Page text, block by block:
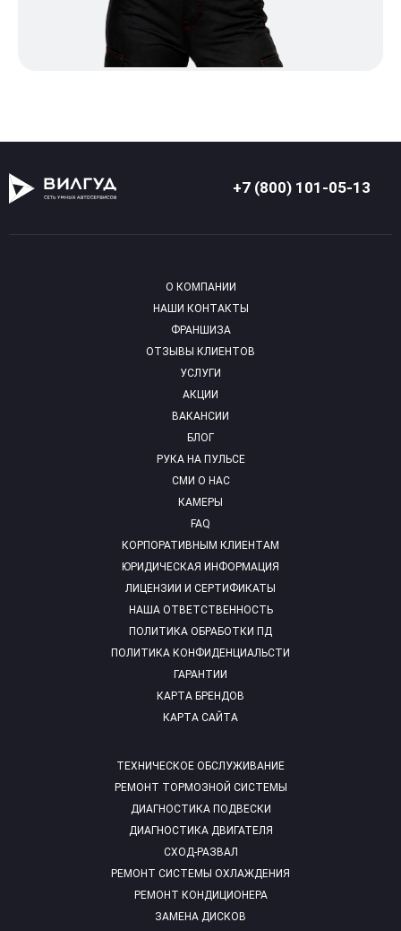
+7 (800) 101-05-13
О КОМПАНИИ
НАШИ КОНТАКТЫ
ФРАНШИЗА
ОТЗЫВЫ КЛИЕНТОВ
УСЛУГИ
АКЦИИ
ВАКАНСИИ
БЛОГ
РУКА НА ПУЛЬСЕ
СМИ О НАС
КАМЕРЫ
FAQ
ТЕХНИЧЕСКОЕ ОБСЛУЖИВАНИЕ
РЕМОНТ ТОРМОЗНОЙ СИСТЕМЫ
ДИАГНОСТИКА ПОДВЕСКИ
ДИАГНОСТИКА ДВИГАТЕЛЯ
СХОД-РАЗВАЛ
РЕМОНТ СИСТЕМЫ ОХЛАЖДЕНИЯ
РЕМОНТ КОНДИЦИОНЕРА
ЗАМЕНА ДИСКОВ
КОРПОРАТИВНЫМ КЛИЕНТАМ
ЮРИДИЧЕСКАЯ ИНФОРМАЦИЯ
ЛИЦЕНЗИИ И СЕРТИФИКАТЫ
НАША ОТВЕТСТВЕННОСТЬ
ПОЛИТИКА ОБРАБОТКИ ПД
ПОЛИТИКА КОНФИДЕНЦИАЛЬСТИ
ГАРАНТИИ
КАРТА БРЕНДОВ
КАРТА САЙТА